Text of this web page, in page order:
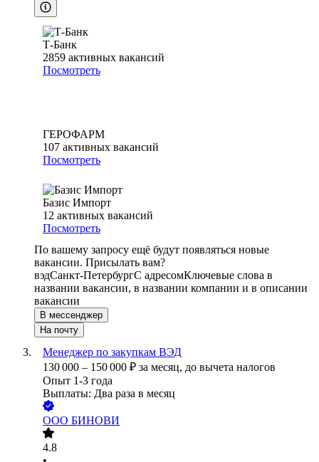
Т-Банк
2859 активных вакансий
Посмотреть
ГЕРОФАРМ
107 активных вакансий
Посмотреть
Базис Импорт
12 активных вакансий
Посмотреть
По вашему запросу ещё будут появляться новые
вакансии. Присылать вам?
вэдСанкт-ПетербургС адресомКлючевые слова в
названии вакансии, в названии компании и в описании
вакансии
В мессенджер
На почту
Менеджер по закупкам ВЭД
130 000 – 150 000 ₽ за месяц, до вычета налогов
Опыт 1-3 года
Выплаты: Два раза в месяц
ООО БИНОВИ
4.8